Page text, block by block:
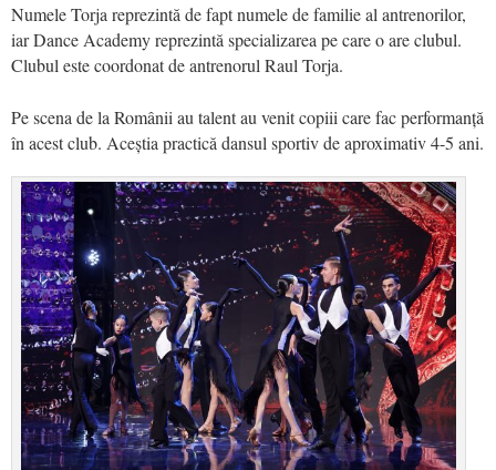
Numele Torja reprezintă de fapt numele de familie al antrenorilor,
iar Dance Academy reprezintă specializarea pe care o are clubul.
Clubul este coordonat de antrenorul Raul Torja.
Pe scena de la Românii au talent au venit copiii care fac performanță
în acest club. Aceștia practică dansul sportiv de aproximativ 4-5 ani.